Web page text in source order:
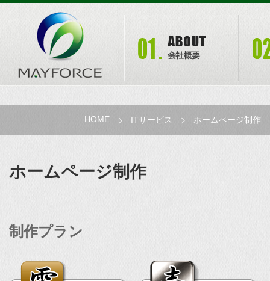
HOME ITサービス ホームページ制作
ホームページ制作
制作プラン